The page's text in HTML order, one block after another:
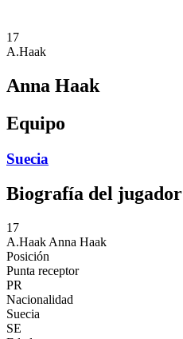
17
A.Haak
Anna Haak
Equipo
Suecia
Biografía del jugador
17
A.Haak Anna Haak
Posición
Punta receptor
PR
Nacionalidad
Suecia
SE